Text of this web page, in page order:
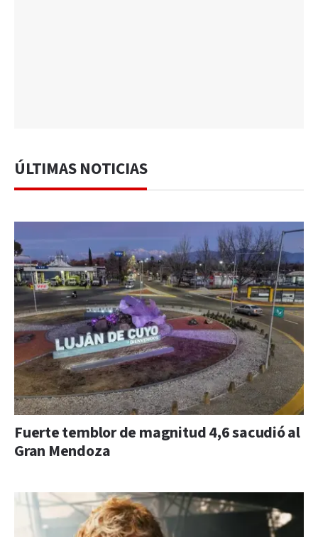
ÚLTIMAS NOTICIAS
Fuerte temblor de magnitud 4,6 sacudió al
Gran Mendoza